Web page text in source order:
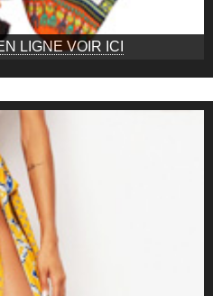
LIGNE VOIR ICI